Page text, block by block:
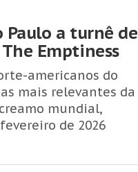
Paulo a turnê de
Emptiness
americanos do
mais relevantes da
mundial,
de 2026